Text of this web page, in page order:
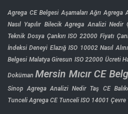
Agrega CE Belgesi Aşamaları Ağrı Agrega
Nasıl Yapılır Bilecik Agrega Analizi Nedir
Teknik Dosya Çankırı ISO 22000 Fiyatı
İndeksi Deneyi Elazığ ISO 10002 Nasıl
Belgesi Malatya Giresun ISO 22000 Ücreti
Doküman Mersin Mıcır CE
Sinop Agrega Analizi Nedir Taş CE
Tunceli Agrega CE Tunceli ISO 14001 Çevre